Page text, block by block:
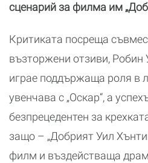
сценарий за филма им
Критиката посреща
възторжени отзиви,
играе поддържаща роля в
увенчава с „Оскар“, а
безпрецедентен за
защо – „Добрият Уил
филм и въздействаща